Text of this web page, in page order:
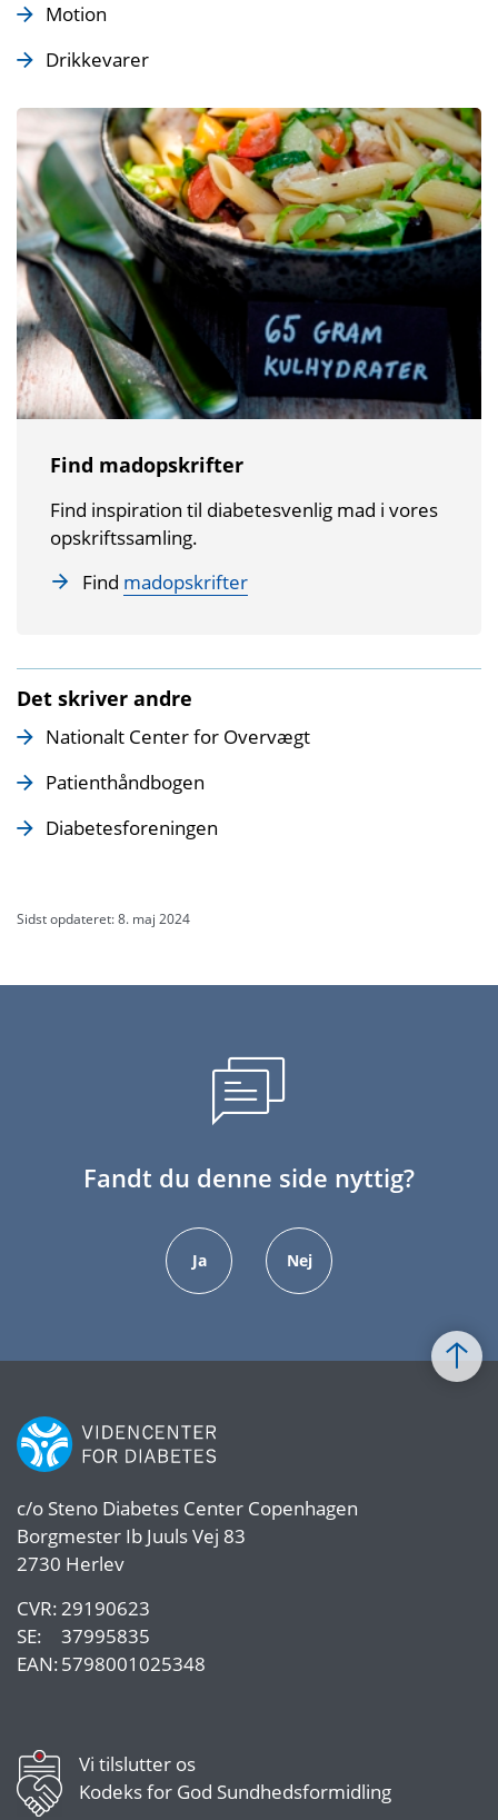
Motion
Drikkevarer
Find madopskrifter
Find inspiration til diabetesvenlig mad i vores
opskriftssamling.
Find madopskrifter
Det skriver andre
Nationalt Center for Overvægt
Patienthåndbogen
Diabetesforeningen
Sidst opdateret: 8. maj 2024
Fandt du denne side nyttig?
Ja Nej
c/o Steno Diabetes Center Copenhagen
Borgmester Ib Juuls Vej 83
2730 Herlev
CVR:29190623
SE:
37995835
EAN:5798001025348
Vi tilslutter os
Kodeks for God Sundhedsformidling